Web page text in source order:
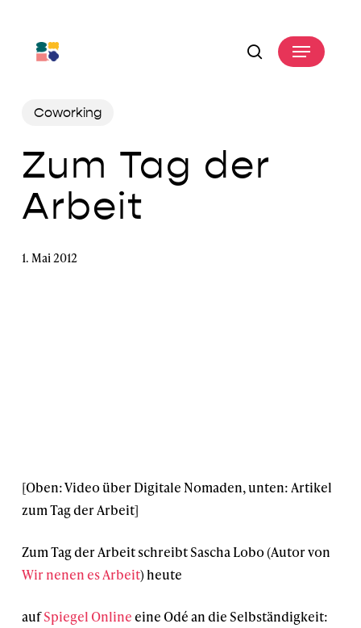
search
Menu
Coworking
Zum Tag der
Arbeit
1. Mai 2012
[Oben: Video über Digitale Nomaden, unten: Artikel
zum Tag der Arbeit]
Zum Tag der Arbeit schreibt Sascha Lobo (Autor von
Wir nenen es Arbeit) heute
aufSpiegel Onlineeine Odé an die Selbständigkeit: